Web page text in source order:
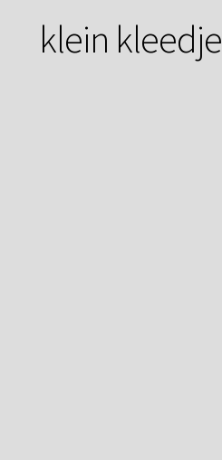
klein kleedje